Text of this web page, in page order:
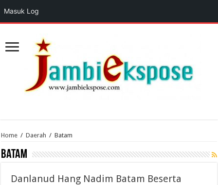
Home / Daerah / Batam
Batam
Danlanud Hang Nadim Batam Beserta
Masuk Log